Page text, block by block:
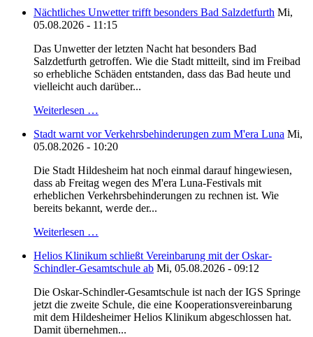
Nächtliches Unwetter trifft besonders Bad Salzdetfurth Mi,
05.08.2026 - 11:15
Das Unwetter der letzten Nacht hat besonders Bad
Salzdetfurth getroffen. Wie die Stadt mitteilt, sind im Freibad
so erhebliche Schäden entstanden, dass das Bad heute und
vielleicht auch darüber...
Weiterlesen …
Stadt warnt vor Verkehrsbehinderungen zum M'era Luna Mi,
05.08.2026 - 10:20
Die Stadt Hildesheim hat noch einmal darauf hingewiesen,
dass ab Freitag wegen des M'era Luna-Festivals mit
erheblichen Verkehrsbehinderungen zu rechnen ist. Wie
bereits bekannt, werde der...
Weiterlesen …
Helios Klinikum schließt Vereinbarung mit der Oskar-
Schindler-Gesamtschule ab Mi, 05.08.2026 - 09:12
Die Oskar-Schindler-Gesamtschule ist nach der IGS Springe
jetzt die zweite Schule, die eine Kooperationsvereinbarung
mit dem Hildesheimer Helios Klinikum abgeschlossen hat.
Damit übernehmen...